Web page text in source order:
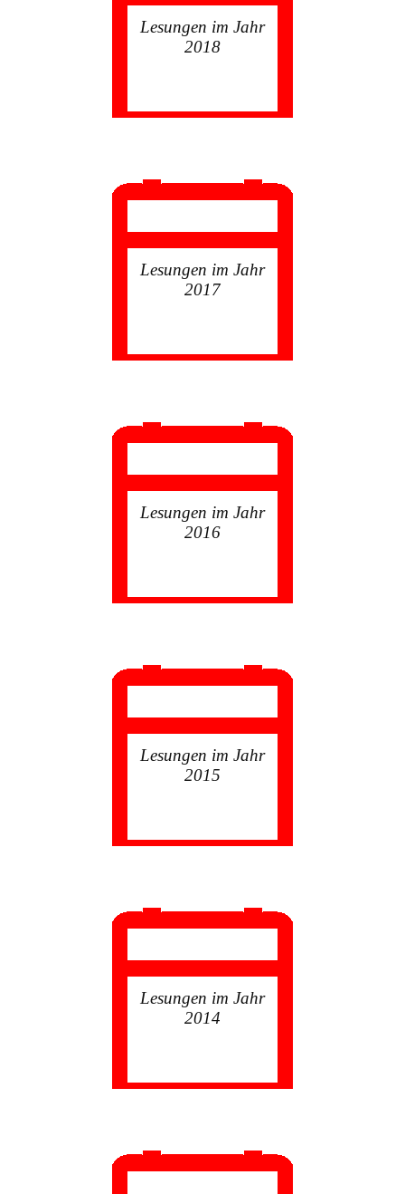
Lesungen im Jahr
2018
Lesungen im Jahr
2017
Lesungen im Jahr
2016
Lesungen im Jahr
2015
Lesungen im Jahr
2014